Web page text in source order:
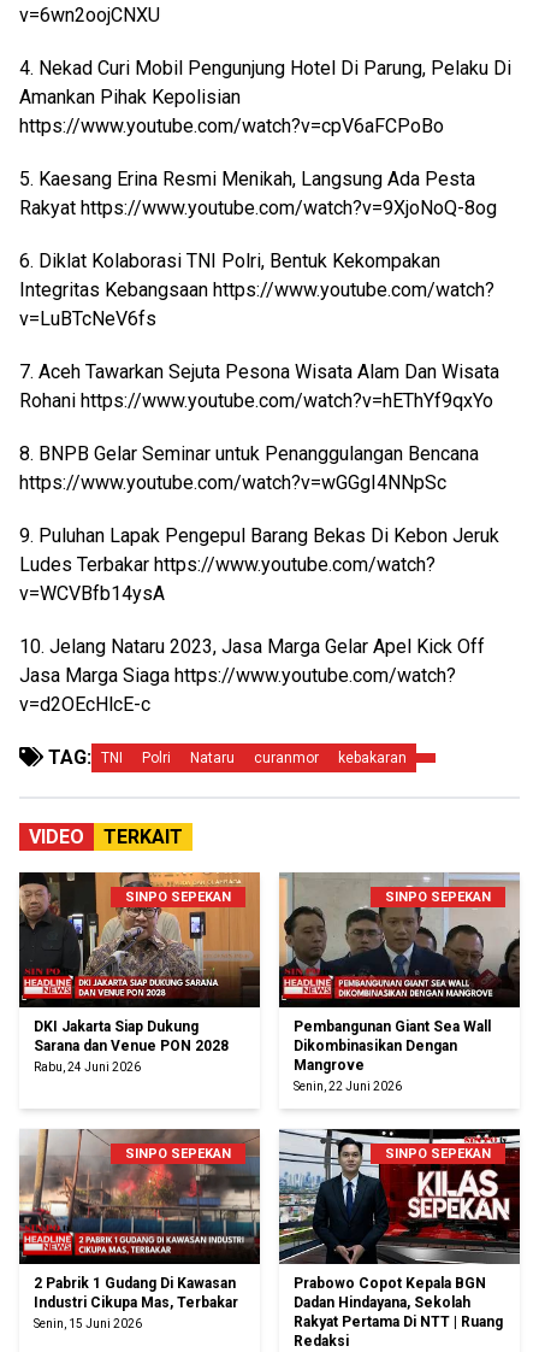
v=6wn2oojCNXU
4. Nekad Curi Mobil Pengunjung Hotel Di Parung, Pelaku Di
Amankan Pihak Kepolisian
https://www.youtube.com/watch?v=cpV6aFCPoBo
5. Kaesang Erina Resmi Menikah, Langsung Ada Pesta
Rakyat https://www.youtube.com/watch?v=9XjoNoQ-8og
6. Diklat Kolaborasi TNI Polri, Bentuk Kekompakan
Integritas Kebangsaan https://www.youtube.com/watch?
v=LuBTcNeV6fs
7. Aceh Tawarkan Sejuta Pesona Wisata Alam Dan Wisata
Rohani https://www.youtube.com/watch?v=hEThYf9qxYo
8. BNPB Gelar Seminar untuk Penanggulangan Bencana
https://www.youtube.com/watch?v=wGGgI4NNpSc
9. Puluhan Lapak Pengepul Barang Bekas Di Kebon Jeruk
Ludes Terbakar https://www.youtube.com/watch?
v=WCVBfb14ysA
10. Jelang Nataru 2023, Jasa Marga Gelar Apel Kick Off
Jasa Marga Siaga https://www.youtube.com/watch?
v=d2OEcHlcE-c
TAG: TNI Polri Nataru curanmor kebakaran
VIDEO TERKAIT
SINPO SEPEKAN
DKI Jakarta Siap Dukung
Sarana dan Venue PON 2028
Rabu, 24 Juni 2026
SINPO SEPEKAN
Pembangunan Giant Sea Wall
Dikombinasikan Dengan
Mangrove
Senin, 22 Juni 2026
SINPO SEPEKAN
2 Pabrik 1 Gudang Di Kawasan
Industri Cikupa Mas, Terbakar
Senin, 15 Juni 2026
SINPO SEPEKAN
Prabowo Copot Kepala BGN
Dadan Hindayana, Sekolah
Rakyat Pertama Di NTT | Ruang
Redaksi